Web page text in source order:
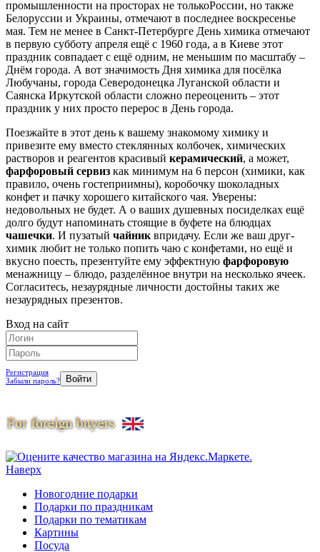
промышленности на просторах не толькоРоссии, но также
Белоруссии и Украины, отмечают в последнее воскресенье
мая. Тем не менее в Санкт-Петербурге День химика отмечают
в первую субботу апреля ещё с 1960 года, а в Киеве этот
праздник совпадает с ещё одним, не меньшим по масштабу –
Днём города. А вот значимость Дня химика для посёлка
Любучаны, города Северодонецка Луганской области и
Саянска Иркутской области сложно переоценить – этот
праздник у них просто перерос в День города.
Поезжайте в этот день к вашему знакомому химику и
привезите ему вместо стеклянных колбочек, химических
растворов и реагентов красивый керамический, а может,
фарфоровый сервиз как минимум на 6 персон (химики, как
правило, очень гостеприимны), коробочку шоколадных
конфет и пачку хорошего китайского чая. Уверены:
недовольных не будет. А о ваших душевных посиделках ещё
долго будут напоминать стоящие в буфете на блюдцах
чашечки. И пузатый чайник впридачу. Если же ваш друг-
химик любит не только попить чаю с конфетами, но ещё и
вкусно поесть, презентуйте ему эффектную фарфоровую
менажницу – блюдо, разделённое внутри на несколько ячеек.
Согласитесь, незаурядные личности достойны таких же
незаурядных презентов.
Вход на сайт
Регистрация
Забыли пароль?
Наверх
Новогодние подарки
Подарки по праздникам
Подарки по тематикам
Картины
Посуда